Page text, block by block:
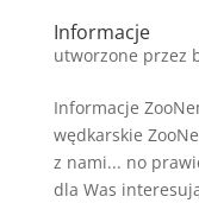
Informacje
utworzone przez
Informacje
wędkarskie
z nami... no
dla Was